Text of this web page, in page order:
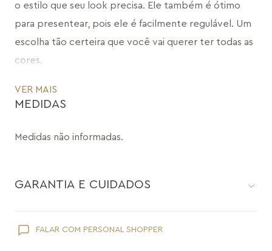
o estilo que seu look precisa. Ele também é ótimo
para presentear, pois ele é facilmente regulável. Um
escolha tão certeira que você vai querer ter todas as
cores.
VER MAIS
MEDIDAS
Medidas não informadas.
GARANTIA E CUIDADOS
Como toda joia, sua peça Maria Dolores é delicada e pede
cuidados específicos:
FALAR COM PERSONAL SHOPPER